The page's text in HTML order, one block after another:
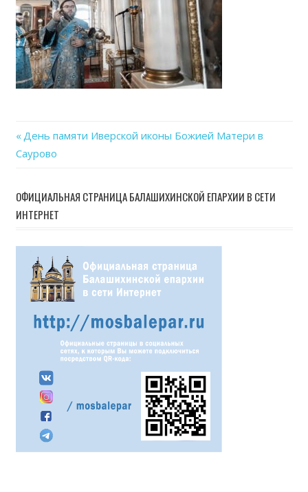
Навигация
записям
Previous
Post:
День памяти Иверской иконы Божией Матери в
Саурово
ОФИЦИАЛЬНАЯ СТРАНИЦА БАЛАШИХИНСКОЙ ЕПАРХИИ В СЕТИ
ИНТЕРНЕТ